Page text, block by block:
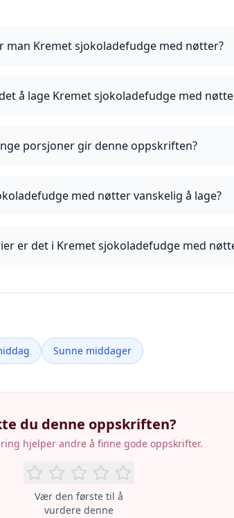
man Kremet sjokoladefudge med nøtter?
å lage Kremet sjokoladefudge med
porsjoner gir denne oppskriften?
med nøtter vanskelig å lage?
er det i Kremet sjokoladefudge med
Sunne middager
du denne oppskriften?
hjelper andre å finne gode oppskrifter.
Vær den første til å
vurdere denne